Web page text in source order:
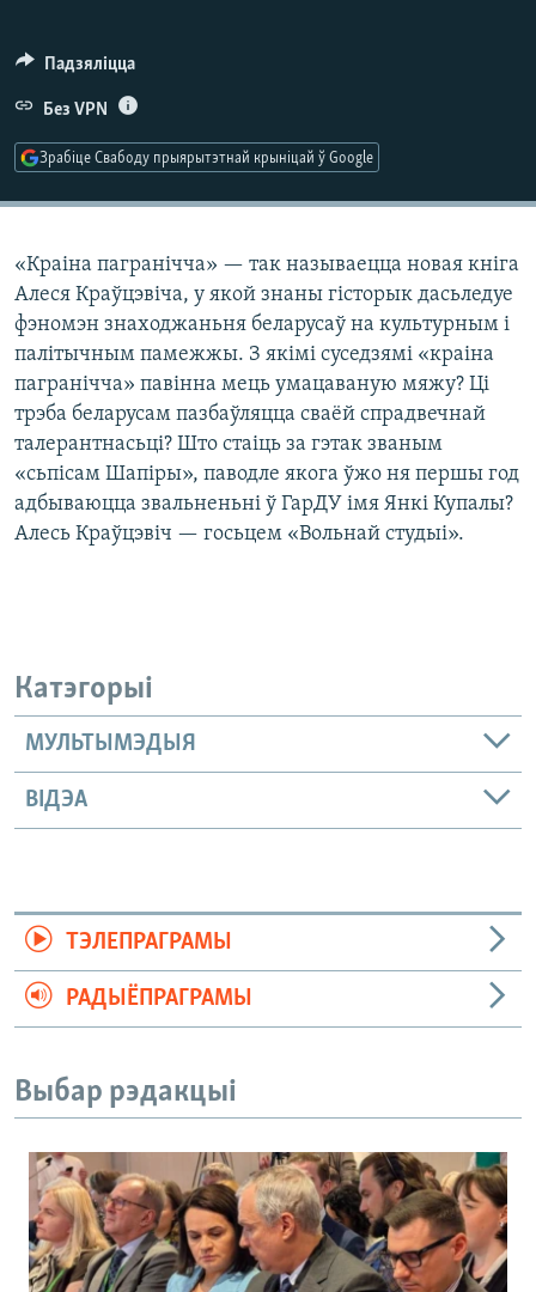
КАЛЯНДАР
НА ХВАЛЯХ СВАБОДЫ
Падзяліцца
Без VPN
Зрабіце Свабоду прыярытэтнай крыніцай ў Google
«Краіна пагранічча» — так называецца новая кніга
Алеся Краўцэвіча, у якой знаны гісторык дасьледуе
фэномэн знаходжаньня беларусаў на культурным і
палітычным памежжы. З якімі суседзямі «краіна
пагранічча» павінна мець умацаваную мяжу? Ці
трэба беларусам пазбаўляцца сваёй спрадвечнай
талерантнасьці? Што стаіць за гэтак званым
«сьпісам Шапіры», паводле якога ўжо ня першы год
адбываюцца звальненьні ў ГарДУ імя Янкі Купалы?
Алесь Краўцэвіч — госьцем «Вольнай студыі».
Катэгорыі
МУЛЬТЫМЭДЫЯ
ВІДЭА
ТЭЛЕПРАГРАМЫ
РАДЫЁПРАГРАМЫ
Выбар рэдакцыі